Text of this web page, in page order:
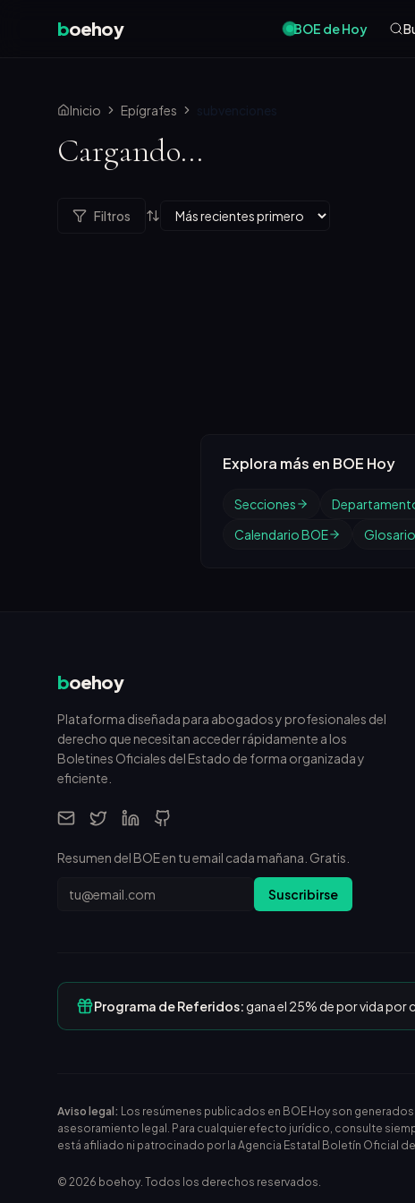
boehoy BOE de Hoy
Inicio Epígrafes subvenciones
Cargando...
Filtros
Explora más en BOE Hoy
Secciones
Calendario BOE
boehoy
Plataforma diseñada para abogados y profesionales del
derecho que necesitan acceder rápidamente a los
Boletines Oficiales del Estado de forma organizada y
eficiente.
Resumen del BOE en tu email cada mañana. Gratis.
Email Suscribirse
Programa de Referidos:gana el 25% de por vida por
Aviso legal: Los resúmenes publicados en BOE Hoy son
asesoramiento legal. Para cualquier efecto jurídico, consulte
está afiliado ni patrocinado por la Agencia Estatal Boletín Oficial
© 2026 boehoy. Todos los derechos reservados.